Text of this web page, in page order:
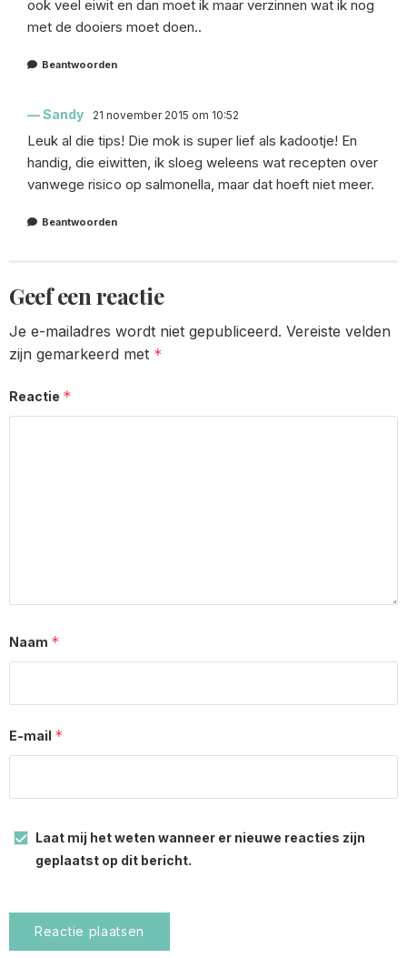
ook veel eiwit en dan moet ik maar verzinnen wat ik nog
met de dooiers moet doen..
Beantwoorden
Sandy 21 november 2015 om 10:52
Leuk al die tips! Die mok is super lief als kadootje! En
handig, die eiwitten, ik sloeg weleens wat recepten over
vanwege risico op salmonella, maar dat hoeft niet meer.
Beantwoorden
Geef een reactie
Je e-mailadres wordt niet gepubliceerd. Vereiste velden
zijn gemarkeerd met *
Reactie *
Naam *
E-mail *
Laat mij het weten wanneer er nieuwe reacties zijn
geplaatst op dit bericht.